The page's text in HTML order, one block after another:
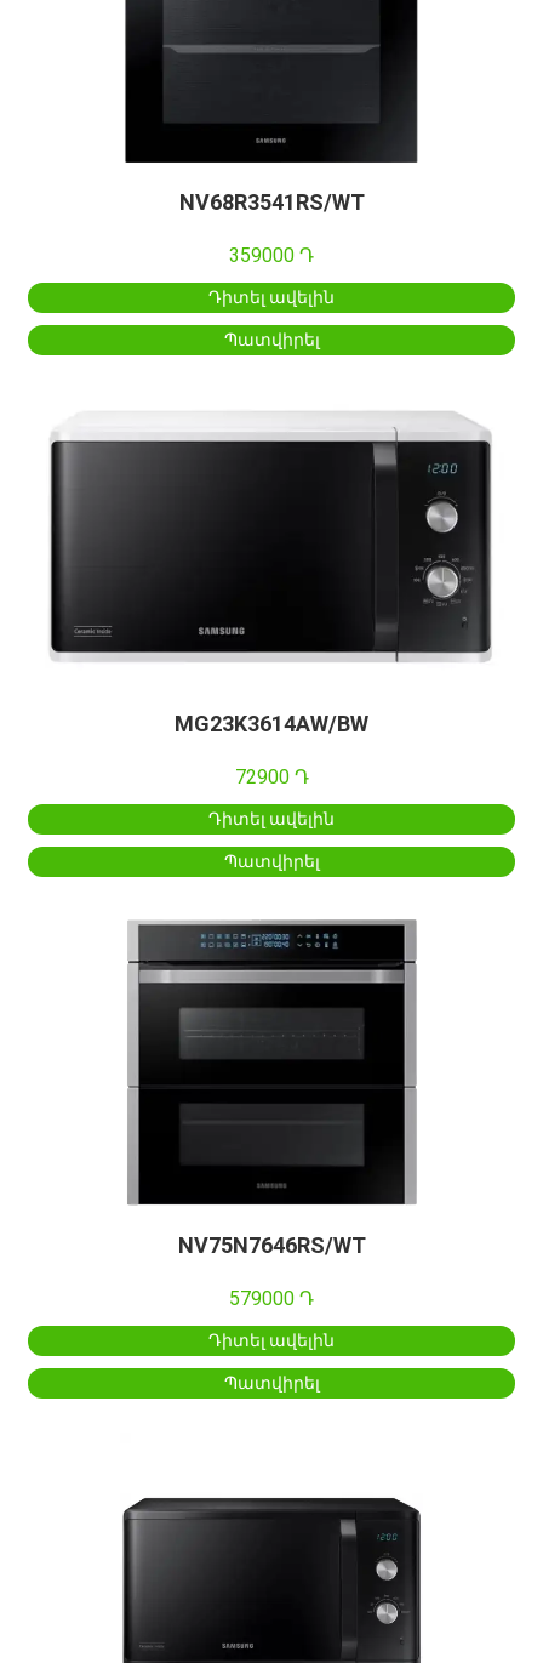
NV68R3541RS/WT
359000 Դ
Դիտել ավելին
Պատվիրել
MG23K3614AW/BW
72900 Դ
Դիտել ավելին
Պատվիրել
NV75N7646RS/WT
579000 Դ
Դիտել ավելին
Պատվիրել